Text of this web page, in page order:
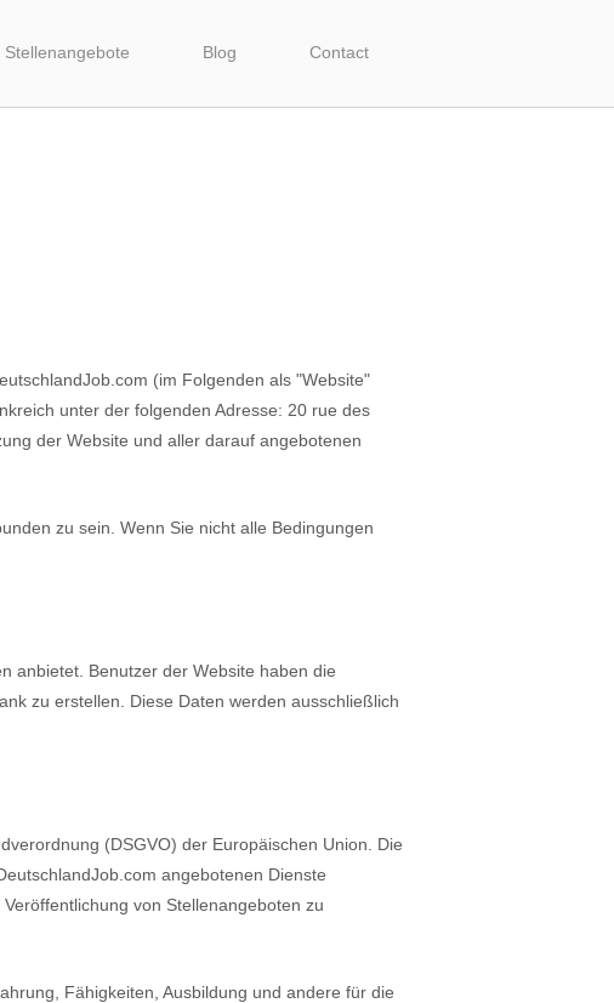
Stellenangebote Blog Contact
(im Folgenden als "Website"
unter der folgenden Adresse: 20 rue des
der Website und aller darauf angebotenen
zu sein. Wenn Sie nicht alle Bedingungen
anbietet. Benutzer der Website haben die
zu erstellen. Diese Daten werden ausschließlich
(DSGVO) der Europäischen Union. Die
angebotenen Dienste
von Stellenangeboten zu
Fähigkeiten, Ausbildung und andere für die